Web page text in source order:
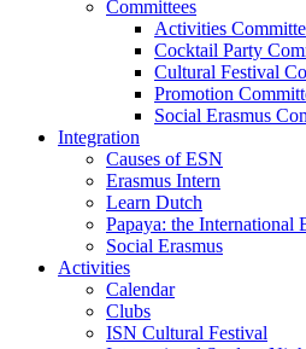
Committees
Activities
Cocktail Party
Cultural Festival
Promotion
Social Erasmus
Integration
Causes of ESN
Erasmus Intern
Learn Dutch
Papaya: the International
Social Erasmus
Activities
Calendar
Clubs
ISN Cultural Festival